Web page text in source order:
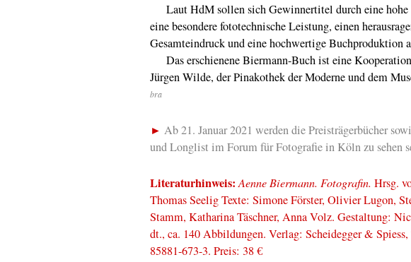
Laut HdM sollen sich Gewinnertitel durch eine hohe
eine besondere fototechnische Leistung, einen
Gesamteindruck und eine hochwertige Buchproduktion
Das erschienene Biermann-Buch ist eine
Jürgen Wilde, der Pinakothek der Moderne und dem
bra
► Ab 21. Januar 2021 werden die Preisträgerbücher
und Longlist im Forum für Fotografie in Köln zu sehen
Literaturhinweis: Aenne Biermann. Fotografin. Hrsg.
Thomas Seelig Texte: Simone Förster, Olivier Lugon,
Stamm, Katharina Täschner, Anna Volz. Gestaltung:
dt., ca. 140 Abbildungen. Verlag: Scheidegger &
85881-673-3. Preis: 38 €